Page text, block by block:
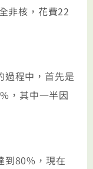
非核，花費22
程中，首先是
，其中一半因
80%，現在